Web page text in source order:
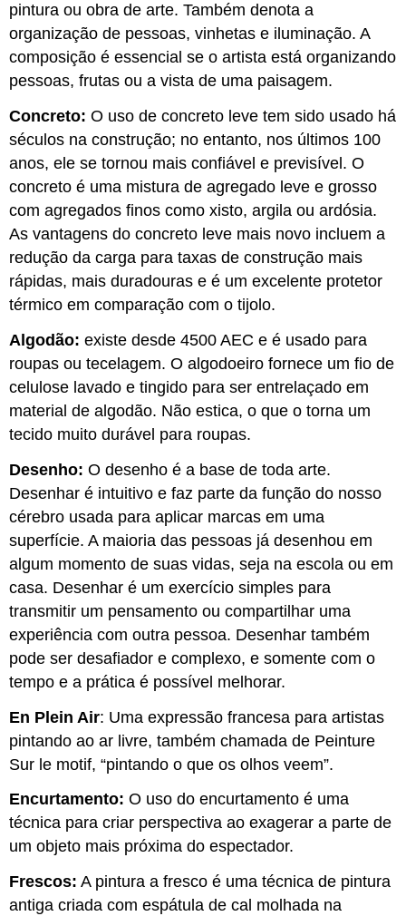
pintura ou obra de arte. Também denota a
organização de pessoas, vinhetas e iluminação. A
composição é essencial se o artista está organizando
pessoas, frutas ou a vista de uma paisagem.
Concreto: O uso de concreto leve tem sido usado há
séculos na construção; no entanto, nos últimos 100
anos, ele se tornou mais confiável e previsível. O
concreto é uma mistura de agregado leve e grosso
com agregados finos como xisto, argila ou ardósia.
As vantagens do concreto leve mais novo incluem a
redução da carga para taxas de construção mais
rápidas, mais duradouras e é um excelente protetor
térmico em comparação com o tijolo.
Algodão: existe desde 4500 AEC e é usado para
roupas ou tecelagem. O algodoeiro fornece um fio de
celulose lavado e tingido para ser entrelaçado em
material de algodão. Não estica, o que o torna um
tecido muito durável para roupas.
Desenho: O desenho é a base de toda arte.
Desenhar é intuitivo e faz parte da função do nosso
cérebro usada para aplicar marcas em uma
superfície. A maioria das pessoas já desenhou em
algum momento de suas vidas, seja na escola ou em
casa. Desenhar é um exercício simples para
transmitir um pensamento ou compartilhar uma
experiência com outra pessoa. Desenhar também
pode ser desafiador e complexo, e somente com o
tempo e a prática é possível melhorar.
En Plein Air: Uma expressão francesa para artistas
pintando ao ar livre, também chamada de Peinture
Sur le motif, “pintando o que os olhos veem”.
Encurtamento: O uso do encurtamento é uma
técnica para criar perspectiva ao exagerar a parte de
um objeto mais próxima do espectador.
Frescos: A pintura a fresco é uma técnica de pintura
antiga criada com espátula de cal molhada na